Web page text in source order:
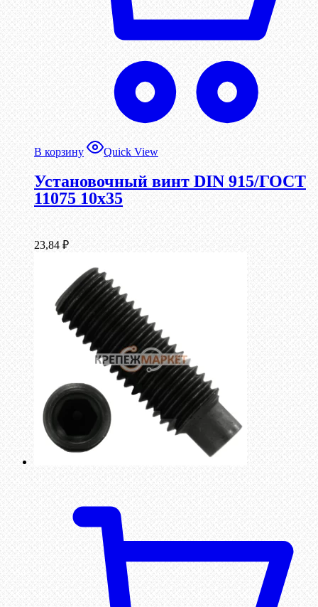
В корзину Quick View
Установочный винт DIN 915/ГОСТ
11075 10х35
23,84 ₽